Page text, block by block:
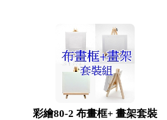
彩繪80-2 布畫框+ 畫架套裝